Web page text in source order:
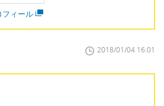
ィール
2018/01/04 16:01